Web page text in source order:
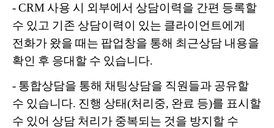
-CRM 사용 시 외부에서 상담이력을 간편 등록할
수 있고 기존 상담이력이 있는 클라이언트에게
전화가 왔을 때는 팝업창을 통해 최근상담 내용을
확인 후 응대할 수 있습니다.
- 통합상담을 통해 채팅상담을 직원들과 공유할
수 있습니다. 진행 상태(처리중, 완료 등)를 표시할
수 있어 상담 처리가 중복되는 것을 방지할 수